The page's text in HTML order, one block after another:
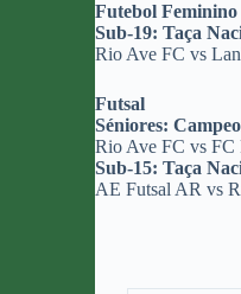
Futebol Feminino
Sub-19: Taça
Rio Ave FC vs
Futsal
Séniores:
Rio Ave FC vs FC
Sub-15: Taça
AE Futsal AR vs